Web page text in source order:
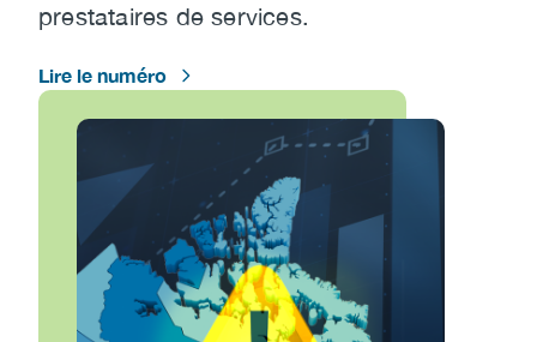
prestataires de services.
Lire le numéro
Image